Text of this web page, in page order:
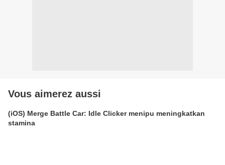
Vous aimerez aussi
(iOS) Merge Battle Car: Idle Clicker menipu meningkatkan
stamina